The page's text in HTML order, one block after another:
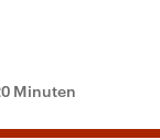
Minuten